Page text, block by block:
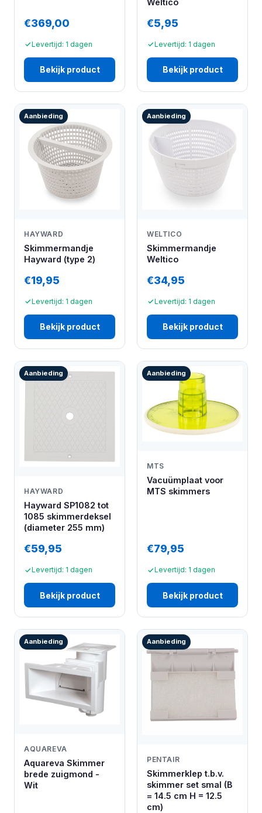
€369,00
Levertijd: 1 dagen
Bekijk product
€5,95
Levertijd: 1 dagen
Bekijk product
Aanbieding
HAYWARD
Skimmermandje
Hayward (type 2)
€19,95
Levertijd: 1 dagen
Bekijk product
Aanbieding
WELTICO
Skimmermandje
Weltico
€34,95
Levertijd: 1 dagen
Bekijk product
Aanbieding
HAYWARD
Hayward SP1082 tot
1085 skimmerdeksel
(diameter 255 mm)
€59,95
Levertijd: 1 dagen
Bekijk product
Aanbieding
MTS
Vacuümplaat voor
MTS skimmers
€79,95
Levertijd: 1 dagen
Bekijk product
Aanbieding
AQUAREVA
Aquareva Skimmer
brede zuigmond -
Wit
Aanbieding
PENTAIR
Skimmerklep t.b.v.
skimmer set smal (B
= 14.5 cm H = 12.5
cm)